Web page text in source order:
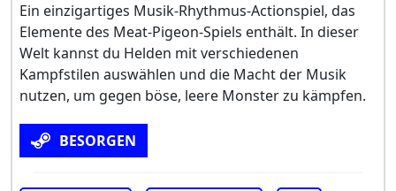
Ein einzigartiges Musik-Rhythmus-Actionspiel, das
Elemente des Meat-Pigeon-Spiels enthält. In dieser
Welt kannst du Helden mit verschiedenen
Kampfstilen auswählen und die Macht der Musik
nutzen, um gegen böse, leere Monster zu kämpfen.
BESORGEN